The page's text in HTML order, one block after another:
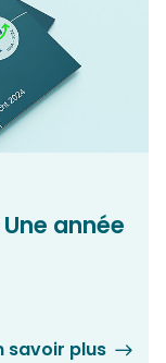
année
savoir plus